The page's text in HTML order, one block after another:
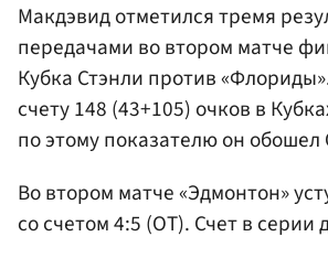
Макдэвид отметился тремя
передачами во втором матче
Кубка Стэнли против
счету 148 (43+105) очков в
по этому показателю он
Во втором матче «Эдмонтон»
со счетом 4:5 (ОТ). Счет в серии